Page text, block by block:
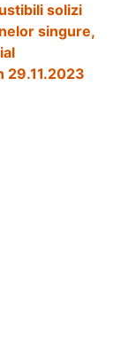
solizi
singure,
29.11.2023